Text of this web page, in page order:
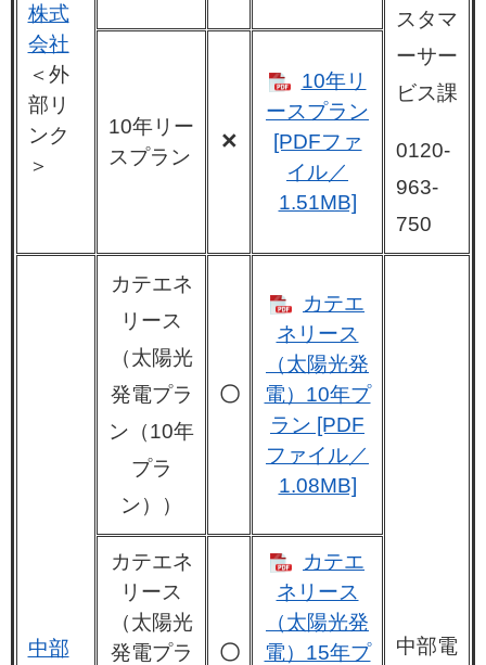
株式
会社
＜外
部リ
ンク
＞
スタマ
ーサー
ビス課
0120-
963-
750
10年リー
スプラン
×
10年リ
ースプラン
[PDFファ
イル／
1.51MB]
中部
カテエネ
リース
（太陽光
発電プラ
ン（10年
プラ
ン））
〇
カテエ
ネリース
（太陽光発
電）10年プ
ラン [PDF
ファイル／
1.08MB]
中部電
カテエネ
リース
（太陽光
発電プラ
〇
カテエ
ネリース
（太陽光発
電）15年プ